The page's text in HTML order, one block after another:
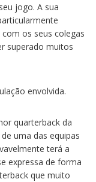
jogo. A sua
os seus colegas
superado muitos
envolvida.
quarterback da
uma das equipas
terá a
expressa de forma
que muito